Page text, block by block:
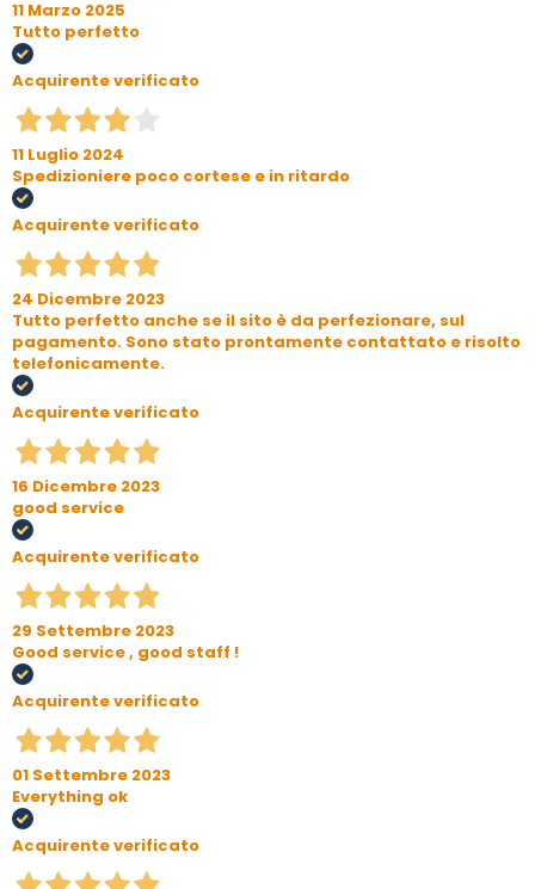
11 Marzo 2025
Tutto perfetto
Acquirente verificato
11 Luglio 2024
Spedizioniere poco cortese e in ritardo
Acquirente verificato
24 Dicembre 2023
Tutto perfetto anche se il sito è da perfezionare, sul
pagamento. Sono stato prontamente contattato e risolto
telefonicamente.
Acquirente verificato
16 Dicembre 2023
good service
Acquirente verificato
29 Settembre 2023
Good service , good staff !
Acquirente verificato
01 Settembre 2023
Everything ok
Acquirente verificato